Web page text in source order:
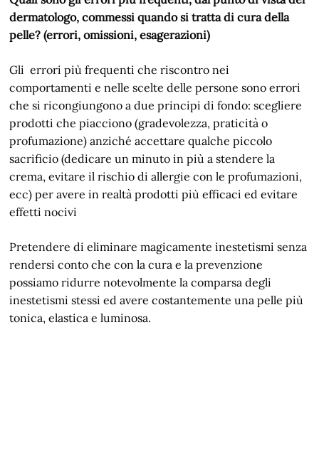
dermatologo, commessi quando si tratta di cura della
pelle? (errori, omissioni, esagerazioni)
Gli errori più frequenti che riscontro nei
comportamenti e nelle scelte delle persone sono errori
che si ricongiungono a due principi di fondo: scegliere
prodotti che piacciono (gradevolezza, praticità o
profumazione) anziché accettare qualche piccolo
sacrificio (dedicare un minuto in più a stendere la
crema, evitare il rischio di allergie con le profumazioni,
ecc) per avere in realtà prodotti più efficaci ed evitare
effetti nocivi
Pretendere di eliminare magicamente inestetismi senza
rendersi conto che con la cura e la prevenzione
possiamo ridurre notevolmente la comparsa degli
inestetismi stessi ed avere costantemente una pelle più
tonica, elastica e luminosa.